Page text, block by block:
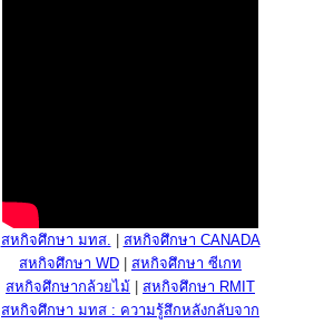
สหกิจศึกษา มทส.
สหกิจศึกษา CANADA
สหกิจศึกษา WD
สหกิจศึกษา ซีเกท
สหกิจศึกษากล้วยไม้
สหกิจศึกษา RMIT
สหกิจศึกษา มทส : ความรู้สึกหลังกลับจาก